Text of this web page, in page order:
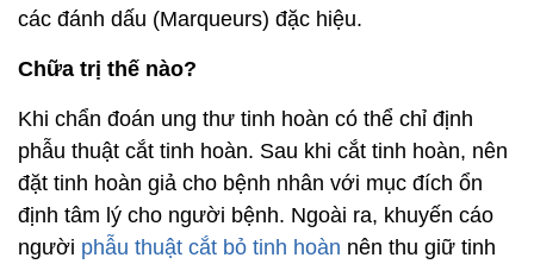
các đánh dấu (Marqueurs) đặc hiệu.
Chữa trị thế nào?
Khi chẩn đoán ung thư tinh hoàn có thể chỉ định
phẫu thuật cắt tinh hoàn. Sau khi cắt tinh hoàn, nên
đặt tinh hoàn giả cho bệnh nhân với mục đích ổn
định tâm lý cho người bệnh. Ngoài ra, khuyến cáo
người phẫu thuật cắt bỏ tinh hoàn nên thu giữ tinh